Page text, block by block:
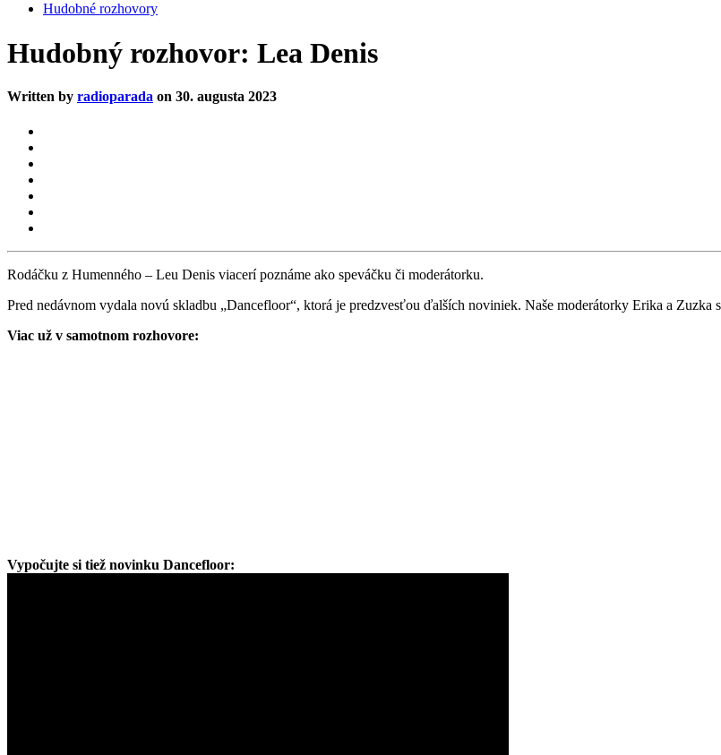
Hudobné rozhovory
Hudobný rozhovor: Lea Denis
Written by radioparada on 30. augusta 2023
Rodáčku z Humenného – Leu Denis viacerí poznáme ako speváčku či moderátorku.
Pred nedávnom vydala novú skladbu „Dancefloor“, ktorá je predzvesťou ďalších noviniek. Naše moderátorky Erika a
Viac už v samotnom rozhovore:
Vypočujte si tiež novinku Dancefloor: